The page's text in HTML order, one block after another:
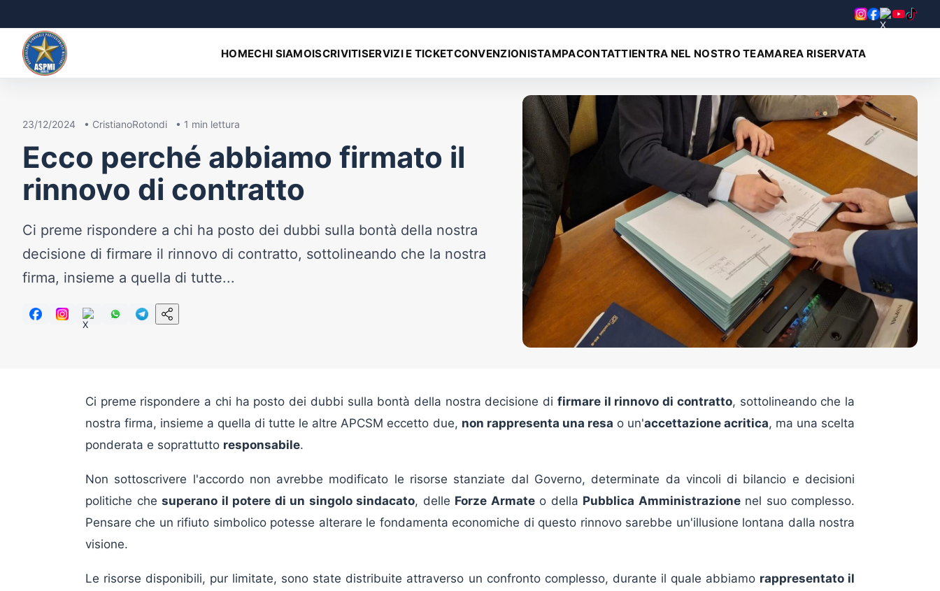
HOMECHI SIAMOISCRIVITISERVIZI E TICKETCONVENZIONISTAMPACONTATTIENTRA NEL NOSTRO TEAMAREA RISERVATA
23/12/2024 • CristianoRotondi • 1 min lettura
Ecco perché abbiamo firmato il
rinnovo di contratto
Ci preme rispondere a chi ha posto dei dubbi sulla bontà della nostra
decisione di firmare il rinnovo di contratto, sottolineando che la nostra
firma, insieme a quella di tutte...
Ci preme rispondere a chi ha posto dei dubbi sulla bontà della nostra decisione di firmare il rinnovo di contratto, sottolineando che la
nostra firma, insieme a quella di tutte le altre APCSM eccetto due, non rappresenta una resa o un'accettazione acritica, ma una scelta
ponderata e soprattutto responsabile.
Non sottoscrivere l'accordo non avrebbe modificato le risorse stanziate dal Governo, determinate da vincoli di bilancio e decisioni
politiche che superano il potere di un singolo sindacato, delle Forze Armateo della Pubblica Amministrazionenel suo complesso.
Pensare che un rifiuto simbolico potesse alterare le fondamenta economiche di questo rinnovo sarebbe un'illusione lontana dalla nostra
visione.
Le risorse disponibili, pur limitate, sono state distribuite attraverso un confronto complesso, durante il quale abbiamo rappresentato il